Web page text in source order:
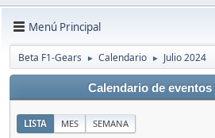
Menú Principal
Beta F1-Gears ► Calendario ► Julio 2024
Calendario de
LISTA MES SEMANA